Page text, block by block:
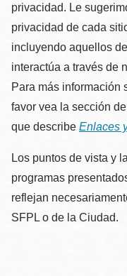
privacidad. Le
privacidad de cada
incluyendo aquellos
interactúa a través de
Para más información
favor vea la sección
que describe Enlaces
Los puntos de vista y
programas
reflejan
SFPL o de la Ciudad.